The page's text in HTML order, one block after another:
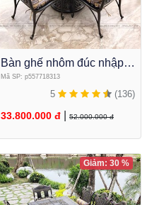
Bàn ghế nhôm đúc nhập
khẩu BN-OD04
Mã SP: p557718313
5 (136)
33.800.000 đ 52.000.000 đ
Giảm: 30 %